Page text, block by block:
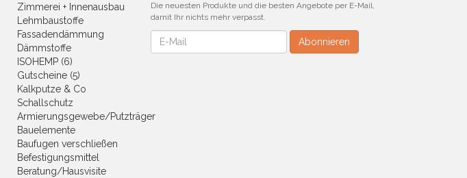
Zimmerei + Innenausbau
Lehmbaustoffe
Fassadendämmung
Dämmstoffe
ISOHEMP (6)
Gutscheine (5)
Kalkputze & Co
Schallschutz
Armierungsgewebe/Putzträger
Bauelemente
Baufugen verschließen
Befestigungsmittel
Beratung/Hausvisite
Die neuesten Produkte und die besten Angebote per E-Mail,
damit Ihr nichts mehr verpasst.
Newsletter Abonnieren